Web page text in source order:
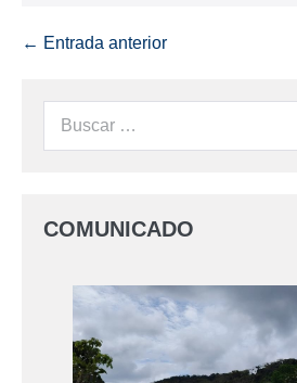
← Entrada anterior
COMUNICADO